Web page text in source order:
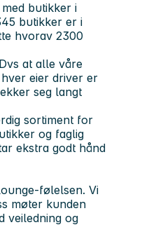
butikker i
butikker er i
hvorav 2300
at alle våre
eier driver er
seg langt
sortiment for
og faglig
ekstra godt hånd
følelsen. Vi
møter kunden
veiledning og